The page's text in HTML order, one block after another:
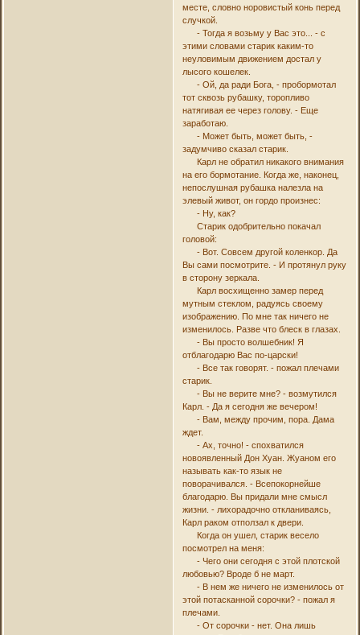
месте, словно норовистый конь перед
случкой.
- Тогда я возьму у Вас это... - с
этими словами старик каким-то
неуловимым движением достал у
лысого кошелек.
- Ой, да ради Бога, - пробормотал
тот сквозь рубашку, торопливо
натягивая ее через голову. - Еще
заработаю.
- Может быть, может быть, -
задумчиво сказал старик.
Карл не обратил никакого внимания
на его бормотание. Когда же, наконец,
непослушная рубашка налезла на
элевый живот, он гордо произнес:
- Ну, как?
Старик одобрительно покачал
головой:
- Вот. Совсем другой коленкор. Да
Вы сами посмотрите. - И протянул руку
в сторону зеркала.
Карл восхищенно замер перед
мутным стеклом, радуясь своему
изображению. По мне так ничего не
изменилось. Разве что блеск в глазах.
- Вы просто волшебник! Я
отблагодарю Вас по-царски!
- Все так говорят. - пожал плечами
старик.
- Вы не верите мне? - возмутился
Карл. - Да я сегодня же вечером!
- Вам, между прочим, пора. Дама
ждет.
- Ах, точно! - спохватился
новоявленный Дон Хуан. Жуаном его
называть как-то язык не
поворачивался. - Всепокорнейше
благодарю. Вы придали мне смысл
жизни. - лихорадочно откланиваясь,
Карл раком отползал к двери.
Когда он ушел, старик весело
посмотрел на меня:
- Чего они сегодня с этой плотской
любовью? Вроде б не март.
- В нем же ничего не изменилось от
этой потасканной сорочки? - пожал я
плечами.
- От сорочки - нет. Она лишь